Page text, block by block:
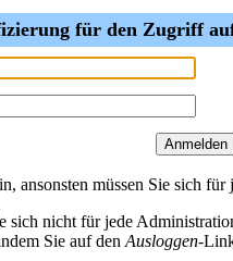
für den Zugriff
ansonsten müssen Sie sich
nicht für jede
Sie auf den Ausloggen-